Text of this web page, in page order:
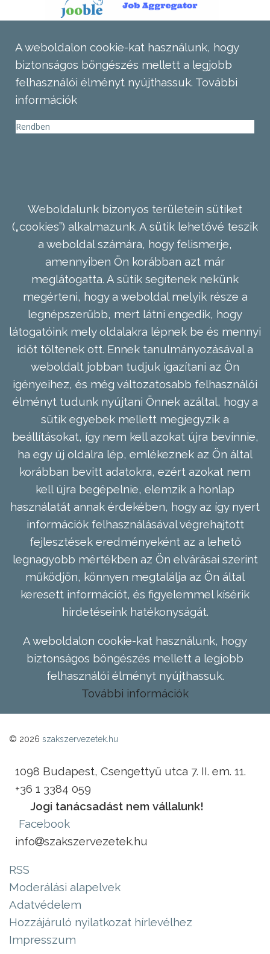
A weboldalon cookie-kat használunk, hogy
biztonságos böngészés mellett a legjobb
felhasználói élményt nyújthassuk. További
információk
Rendben
Weboldalunk bizonyos területein sütiket
(„cookies”) alkalmazunk. A sütik lehetővé teszik
a weboldal számára, hogy felismerje,
amennyiben Ön korábban azt már
meglátogatta. A sütik segítenek nekünk
megérteni, hogy a weboldal melyik része a
legnépszerűbb, mert látni engedik, hogy
látogatóink mely oldalakra lépnek be és mennyi
időt töltenek ott. Ennek tanulmányozásával a
weboldalt jobban tudjuk igazítani az Ön
igényeihez, és még változatosabb felhasználói
élményt tudunk nyújtani Önnek azáltal, hogy a
sütik egyebek mellett megjegyzik a
beállításokat, így nem kell azokat újra bevinnie,
ha egy új oldalra lép, emlékeznek az Ön által
korábban bevitt adatokra, ezért azokat nem
kell újra begépelnie, elemzik a honlap
használatát annak érdekében, hogy az így nyert
információk felhasználásával végrehajtott
fejlesztések eredményeként az a lehető
legnagyobb mértékben az Ön elvárásai szerint
működjön, könnyen megtalálja az Ön által
keresett információt, és figyelemmel kísérik
hirdetéseink hatékonyságát.
A weboldalon cookie-kat használunk, hogy
biztonságos böngészés mellett a legjobb
felhasználói élményt nyújthassuk.
További információk
© 2026 szakszervezetek.hu
1098 Budapest, Csengettyű utca 7. II. em. 11.
+36 1 3384 059
Jogi tanácsadást nem vállalunk!
Facebook
info
szakszervezetek.hu
RSS
Moderálási alapelvek
Adatvédelem
Hozzájáruló nyilatkozat hírlevélhez
Impresszum